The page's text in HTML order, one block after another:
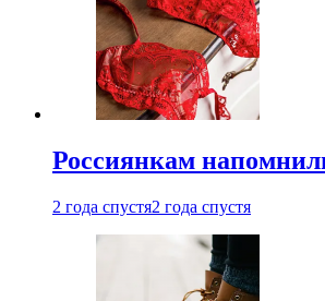
Россиянкам
2 года спустя2 года спустя